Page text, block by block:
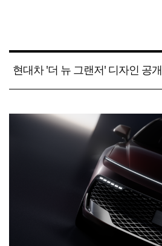
현대차 '더 뉴 그랜저' 디자인 공개